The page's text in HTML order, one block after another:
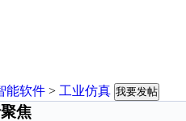
能软件 > 工业仿真 我要发帖
焦